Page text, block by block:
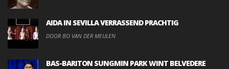
AIDA IN SEVILLA VERRASSEND PRACHTIG
DOOR BO VAN DER MEULEN
BAS-BARITON SUNGMIN PARK WINT BELVEDERE